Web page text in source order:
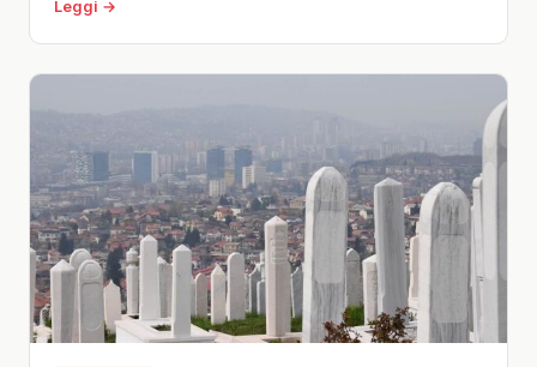
Leggi →